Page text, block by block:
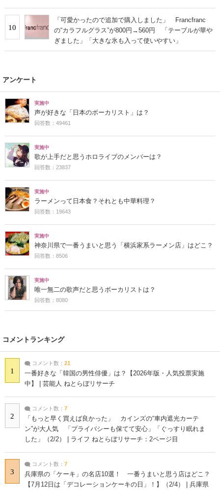
10
「可愛かったので追加で購入しました」 Francfranc
の“カラフルグラス”が800円→560円 「テーブルが華や
ぎました」「大きな氷も入って使いやすい」
アンケート
実施中
声が好きな「日本のボーカリスト」は？
回答数：49461
実施中
歌が上手だと思うホロライブのメンバーは？
回答数：23837
実施中
ラーメンって日本食？それとも中華料理？
回答数：19643
実施中
神奈川県で一番うまいと思う「横浜家系ラーメン店」はどこ？
回答数：8506
実施中
唯一無二の歌声だと思うボーカリストは？
回答数：8080
コメントランキング
1
コメント数： 21
一番好きな「韓国の男性俳優」は？【2026年版・人気投票実施
中】 | 芸能人 ねとらぼリサーチ
2
コメント数： 7
「もっと早く買えば良かった」 カインズの“車内遮光カーテ
ン”が大人気 「プライバシーも保てて安心」「ぐっすり眠れま
した」（2/2） | ライフ ねとらぼリサーチ：2ページ目
3
コメント数： 7
兵庫県の「ケーキ」の名店10選！ 一番うまいと思う店はどこ？
【7月12日は「デコレーションケーキの日」！】（2/4） | 兵庫県